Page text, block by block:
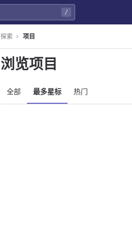
/
探索 项目
浏览项目
全部 最多星标 热门